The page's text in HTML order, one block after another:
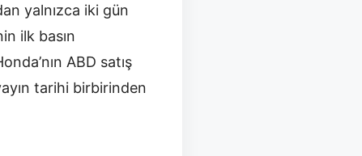
yalnızca iki gün
ilk basın
ABD satış
tarihi birbirinden